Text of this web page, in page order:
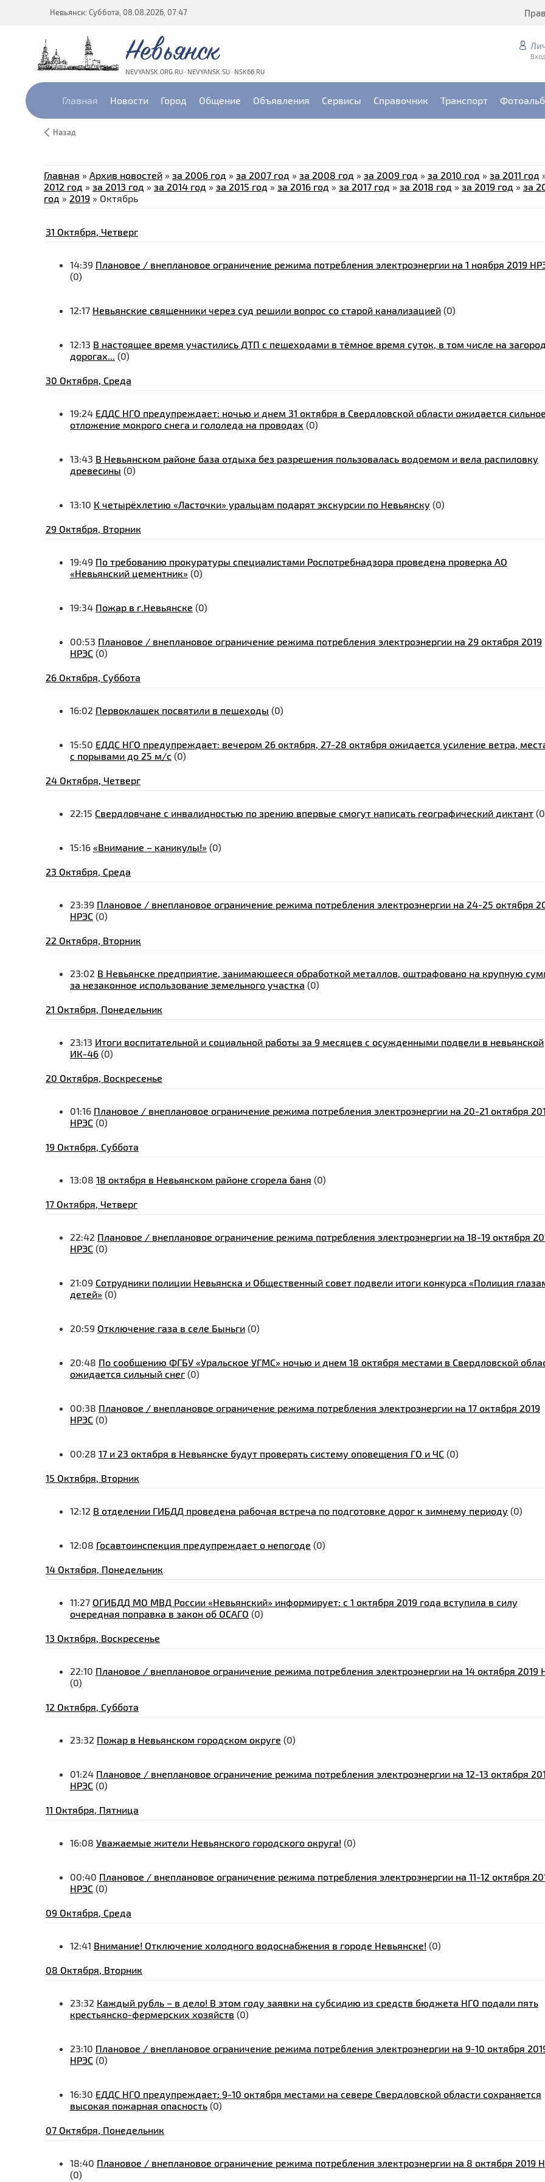
Невьянск: Суббота, 08.08.2026, 07:47
Невьянск
NEVYANSK.ORG.RU · NEVYANSK.SU · NSK66.RU
Главная Новости Город Общение Объявления Сервисы Справочник Транспорт
Назад
Главная » Архив новостей » за 2006 год » за 2007 год » за 2008 год » за 2009 год » за 2010 год » за 2011 год
2012 год » за 2013 год » за 2014 год » за 2015 год » за 2016 год » за 2017 год » за 2018 год » за 2019 год » за
год » 2019 » Октябрь
31 Октября, Четверг
14:39 Плановое / внеплановое ограничение режима потребления электроэнергии на 1 ноября 2019
(0)
12:17 Невьянские священники через суд решили вопрос со старой канализацией (0)
12:13 В настоящее время участились ДТП с пешеходами в тёмное время суток, в том числе на
дорогах... (0)
30 Октября, Среда
19:24 ЕДДС НГО предупреждает: ночью и днем 31 октября в Свердловской области ожидается сильное
отложение мокрого снега и гололеда на проводах (0)
13:43 В Невьянском районе база отдыха без разрешения пользовалась водоемом и вела распиловку
древесины (0)
13:10 К четырёхлетию «Ласточки» уральцам подарят экскурсии по Невьянску (0)
29 Октября, Вторник
19:49 По требованию прокуратуры специалистами Роспотребнадзора проведена проверка АО
«Невьянский цементник» (0)
19:34 Пожар в г.Невьянске (0)
00:53 Плановое / внеплановое ограничение режима потребления электроэнергии на 29 октября 2019
НРЭС (0)
26 Октября, Суббота
16:02 Первоклашек посвятили в пешеходы (0)
15:50 ЕДДС НГО предупреждает: вечером 26 октября, 27-28 октября ожидается усиление ветра,
с порывами до 25 м/с (0)
24 Октября, Четверг
22:15 Свердловчане с инвалидностью по зрению впервые смогут написать географический диктант
15:16 «Внимание – каникулы!» (0)
23 Октября, Среда
23:39 Плановое / внеплановое ограничение режима потребления электроэнергии на 24-25 октября
НРЭС (0)
22 Октября, Вторник
23:02 В Невьянске предприятие, занимающееся обработкой металлов, оштрафовано на крупную
за незаконное использование земельного участка (0)
21 Октября, Понедельник
23:13 Итоги воспитательной и социальной работы за 9 месяцев с осужденными подвели в невьянской
ИК-46 (0)
20 Октября, Воскресенье
01:16 Плановое / внеплановое ограничение режима потребления электроэнергии на 20-21 октября
НРЭС (0)
19 Октября, Суббота
13:08 18 октября в Невьянском районе сгорела баня (0)
17 Октября, Четверг
22:42 Плановое / внеплановое ограничение режима потребления электроэнергии на 18-19 октября
НРЭС (0)
21:09 Сотрудники полиции Невьянска и Общественный совет подвели итоги конкурса «Полиция
детей» (0)
20:59 Отключение газа в селе Быньги (0)
20:48 По сообщению ФГБУ «Уральское УГМС» ночью и днем 18 октября местами в Свердловской
ожидается сильный снег (0)
00:38 Плановое / внеплановое ограничение режима потребления электроэнергии на 17 октября 2019
НРЭС (0)
00:28 17 и 23 октября в Невьянске будут проверять систему оповещения ГО и ЧС (0)
15 Октября, Вторник
12:12 В отделении ГИБДД проведена рабочая встреча по подготовке дорог к зимнему периоду (0)
12:08 Госавтоинспекция предупреждает о непогоде (0)
14 Октября, Понедельник
11:27 ОГИБДД МО МВД России «Невьянский» информирует: с 1 октября 2019 года вступила в силу
очередная поправка в закон об ОСАГО (0)
13 Октября, Воскресенье
22:10 Плановое / внеплановое ограничение режима потребления электроэнергии на 14 октября 2019
(0)
12 Октября, Суббота
23:32 Пожар в Невьянском городском округе (0)
01:24 Плановое / внеплановое ограничение режима потребления электроэнергии на 12-13 октября
НРЭС (0)
11 Октября, Пятница
16:08 Уважаемые жители Невьянского городского округа! (0)
00:40 Плановое / внеплановое ограничение режима потребления электроэнергии на 11-12 октября
НРЭС (0)
09 Октября, Среда
12:41 Внимание! Отключение холодного водоснабжения в городе Невьянске! (0)
08 Октября, Вторник
23:32 Каждый рубль – в дело! В этом году заявки на субсидию из средств бюджета НГО подали пять
крестьянско-фермерских хозяйств (0)
23:10 Плановое / внеплановое ограничение режима потребления электроэнергии на 9-10 октября
НРЭС (0)
16:30 ЕДДС НГО предупреждает: 9-10 октября местами на севере Свердловской области сохраняется
высокая пожарная опасность (0)
07 Октября, Понедельник
18:40 Плановое / внеплановое ограничение режима потребления электроэнергии на 8 октября 2019
(0)